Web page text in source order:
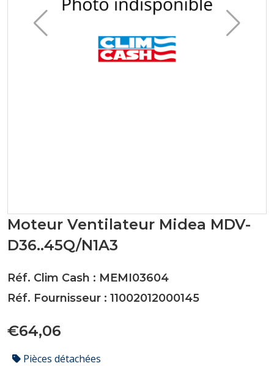
Moteur Ventilateur Midea MDV-
D36..45Q/N1A3
Réf. Clim Cash : MEMI03604
Réf. Fournisseur : 11002012000145
€64,06
Pièces détachées